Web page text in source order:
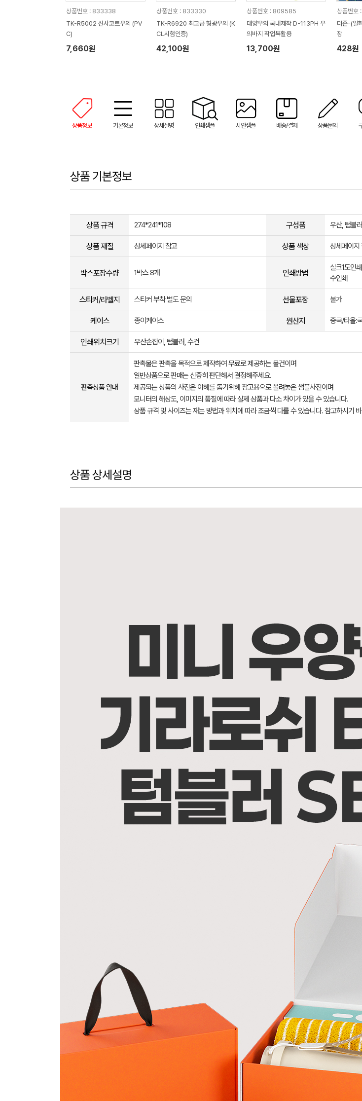
상품번호 : 833338
TK-R5002 신사코트우의 (PV
C)
7,660원
상품번호 : 833330
TK-R6920 최고급 형광우의 (K
CL시험인증)
42,100원
상품번호 : 809585
대양우의 국내제작 D-113PH 우
의바지 작업복활용
13,700원
상품번
더존-(일
장
428원
상품정보 기본정보 상세설명 인쇄샘플 시안샘플 배송/결제 상품문의
상품 기본정보
상품 규격 274*241*108 구성품 우산, 텀블
상품 재질 상세페이지 참고 상품 색상 상세페이지
박스포장수량 1박스 8개 인쇄방법
실크1도인
수인쇄
스티커/라벨지 스티커 부착 별도 문의 선물포장 불가
케이스 종이케이스 원산지 중국/타올:
인쇄위치크기 우산손잡이, 텀블러, 수건
판촉상품 안내
판촉물은 판촉을 목적으로 제작하여 무료로 제공하는 물건이며
일반상품으로 판매는 신중히 판단해서 결정해주세요.
제공되는 상품의 사진은 이해를 돕기위해 참고용으로 올려놓은 샘플사진이며
모니터의 해상도, 이미지의 품질에 따라 실제 상품과 다소 차이가 있을 수 있습니다.
상품 규격 및 사이즈는 재는 방법과 위치에 따라 조금씩 다를 수 있습니다. 참고하시기
상품 상세설명